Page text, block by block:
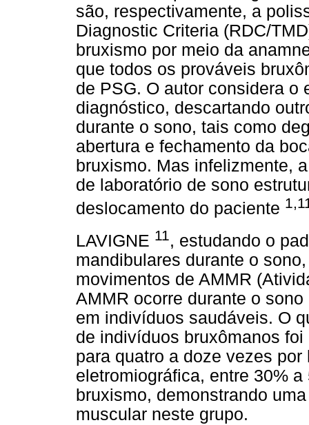
são, respectivamente, a
Diagnostic Criteria (RDC/
bruxismo por meio da
que todos os prováveis
de PSG. O autor considera o
diagnóstico, descartando
durante o sono, tais como
abertura e fechamento da
bruxismo. Mas infelizmente,
de laboratório de sono
deslocamento do paciente
LAVIGNE 11, estudando o
mandibulares durante o
movimentos de AMMR
AMMR ocorre durante o
em indivíduos saudáveis. O
de indivíduos bruxômanos
para quatro a doze vezes
eletromiográfica, entre 30%
bruxismo, demonstrando
muscular neste grupo.